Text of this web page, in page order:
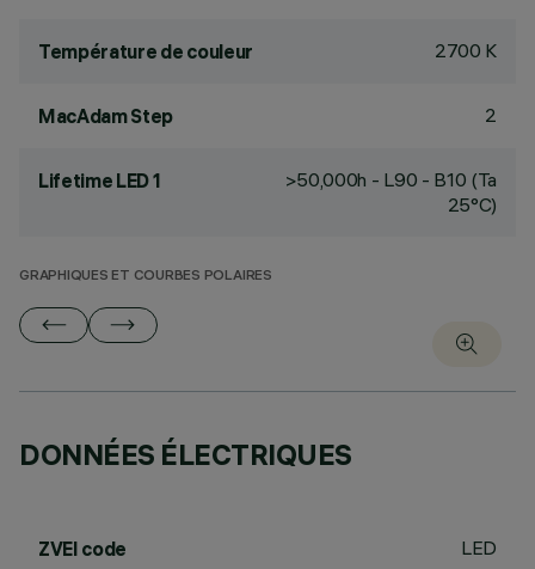
Température de couleur 2700 K
MacAdam Step 2
Lifetime LED 1
>50,000h - L90 - B10 (Ta
25°C)
GRAPHIQUES ET COURBES POLAIRES
DONNÉES ÉLECTRIQUES
ZVEI code LED